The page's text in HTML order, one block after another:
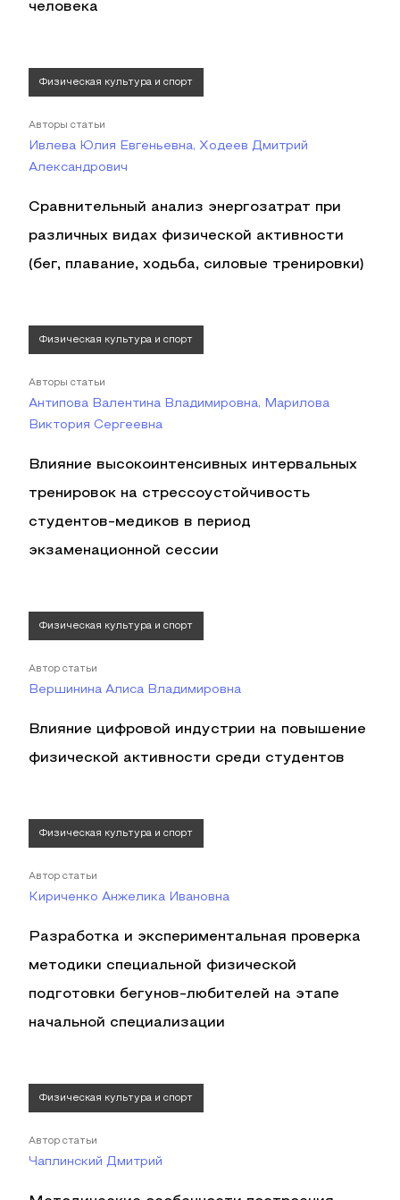
человека
Физическая культура и спорт
Авторы статьи
Ивлева Юлия Евгеньевна, Ходеев Дмитрий
Александрович
Сравнительный анализ энергозатрат при
различных видах физической активности
(бег, плавание, ходьба, силовые тренировки)
Физическая культура и спорт
Авторы статьи
Антипова Валентина Владимировна, Марилова
Виктория Сергеевна
Влияние высокоинтенсивных интервальных
тренировок на стрессоустойчивость
студентов-медиков в период
экзаменационной сессии
Физическая культура и спорт
Автор статьи
Вершинина Алиса Владимировна
Влияние цифровой индустрии на повышение
физической активности среди студентов
Физическая культура и спорт
Автор статьи
Кириченко Анжелика Ивановна
Разработка и экспериментальная проверка
методики специальной физической
подготовки бегунов-любителей на этапе
начальной специализации
Физическая культура и спорт
Автор статьи
Чаплинский Дмитрий